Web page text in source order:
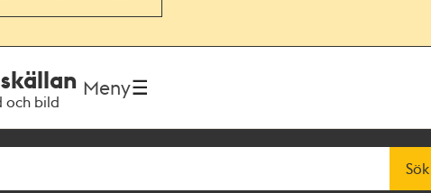
och bild
Meny
Sök